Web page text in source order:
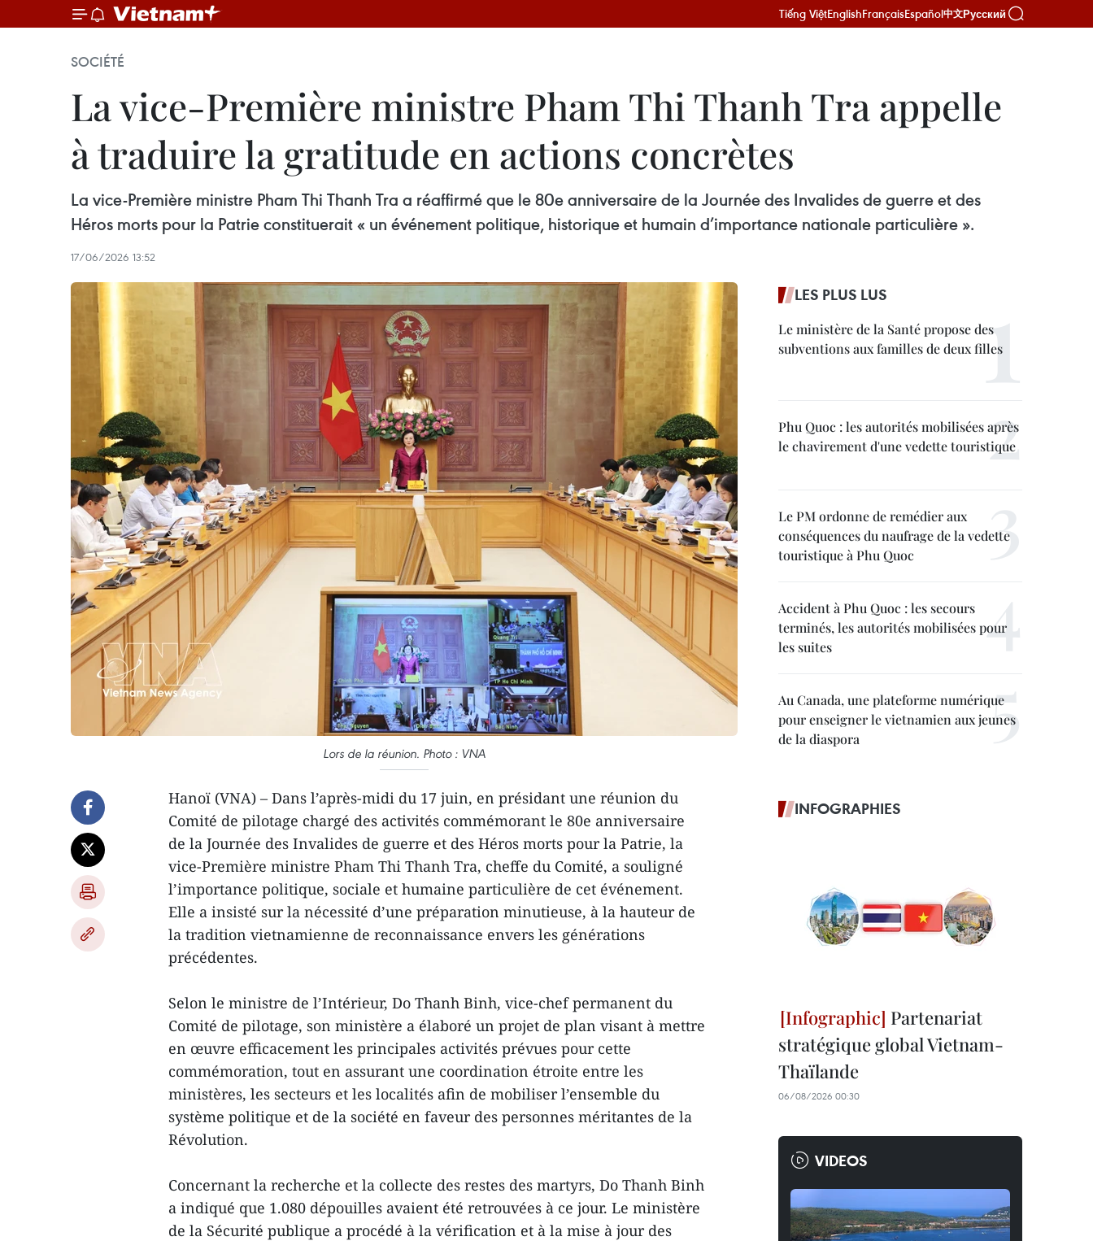
Tiếng ViệtEnglishFrançaisEspañol中文Русский
SOCIÉTÉ
La vice-Première ministre Pham Thi Thanh Tra appelle
à traduire la gratitude en actions concrètes
La vice-Première ministre Pham Thi Thanh Tra a réaffirmé que le 80e anniversaire de la Journée des Invalides de guerre et des
Héros morts pour la Patrie constituerait « un événement politique, historique et humain d’importance nationale particulière ».
17/06/2026 13:52
Lors de la réunion. Photo : VNA
Hanoï (VNA) – Dans l’après-midi du 17 juin, en présidant une réunion du
Comité de pilotage chargé des activités commémorant le 80e anniversaire
de la Journée des Invalides de guerre et des Héros morts pour la Patrie, la
vice-Première ministre Pham Thi Thanh Tra, cheffe du Comité, a souligné
l’importance politique, sociale et humaine particulière de cet événement.
Elle a insisté sur la nécessité d’une préparation minutieuse, à la hauteur de
la tradition vietnamienne de reconnaissance envers les générations
précédentes.
Selon le ministre de l’Intérieur, Do Thanh Binh, vice-chef permanent du
Comité de pilotage, son ministère a élaboré un projet de plan visant à mettre
en œuvre efficacement les principales activités prévues pour cette
commémoration, tout en assurant une coordination étroite entre les
ministères, les secteurs et les localités afin de mobiliser l’ensemble du
système politique et de la société en faveur des personnes méritantes de la
Révolution.
Concernant la recherche et la collecte des restes des martyrs, Do Thanh Binh
a indiqué que 1.080 dépouilles avaient été retrouvées à ce jour. Le ministère
de la Sécurité publique a procédé à la vérification et à la mise à jour des
LES PLUS LUS
Le ministère de la Santé propose des
subventions aux familles de deux filles
Phu Quoc : les autorités mobilisées après
le chavirement d'une vedette touristique
Le PM ordonne de remédier aux
conséquences du naufrage de la vedette
touristique à Phu Quoc
Accident à Phu Quoc : les secours
terminés, les autorités mobilisées pour
les suites
Au Canada, une plateforme numérique
pour enseigner le vietnamien aux jeunes
de la diaspora
INFOGRAPHIES
Partenariat
stratégique global Vietnam-
Thaïlande
06/08/2026 00:30
VIDEOS